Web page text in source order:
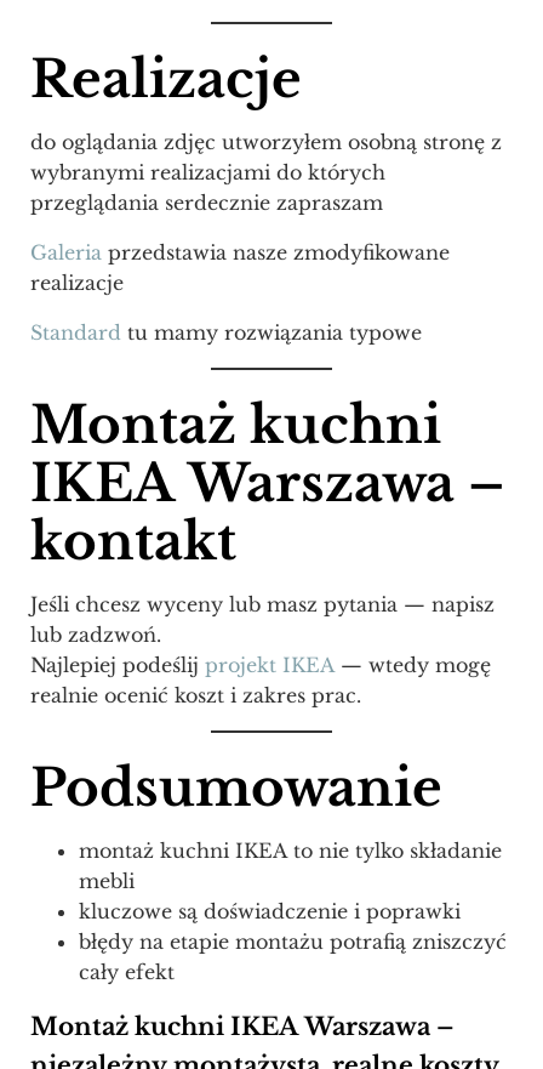
Realizacje
do oglądania zdjęc utworzyłem osobną stronę z
wybranymi realizacjami do których
przeglądania serdecznie zapraszam
Galeria przedstawia nasze zmodyfikowane
realizacje
Standard tu mamy rozwiązania typowe
Montaż kuchni
IKEA Warszawa –
kontakt
Jeśli chcesz wyceny lub masz pytania — napisz
lub zadzwoń.
Najlepiej podeślij projekt IKEA — wtedy mogę
realnie ocenić koszt i zakres prac.
Podsumowanie
montaż kuchni IKEA to nie tylko składanie
mebli
kluczowe są doświadczenie i poprawki
błędy na etapie montażu potrafią zniszczyć
cały efekt
Montaż kuchni IKEA Warszawa –